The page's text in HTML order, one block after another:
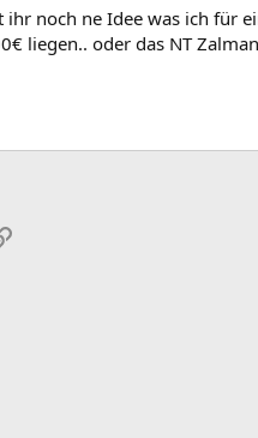
ihr noch ne Idee was ich für
liegen.. oder das NT
Link